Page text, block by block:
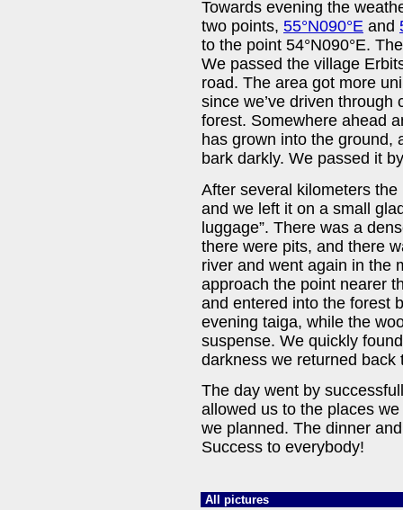
Towards evening the
two points, 55°N090°E and
to the point 54°N090°E.
We passed the village
road. The area got more
since we’ve driven
forest. Somewhere ahead
has grown into the ground,
bark darkly. We passed it
After several kilometers
and we left it on a small
luggage”. There was a
there were pits, and there
river and went again in the
approach the point nearer
and entered into the forest
evening taiga, while the
suspense. We quickly
darkness we returned back
The day went by
allowed us to the places
we planned. The dinner
Success to everybody!
All pictures